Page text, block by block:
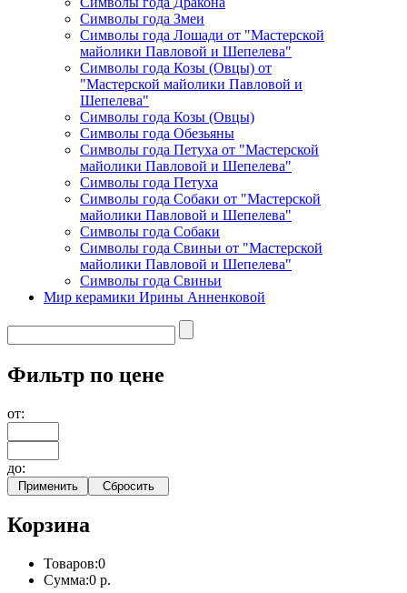
Символы года Змеи
Символы года Лошади от "Мастерской
майолики Павловой и Шепелева"
Символы года Козы (Овцы) от
"Мастерской майолики Павловой и
Шепелева"
Символы года Козы (Овцы)
Символы года Обезьяны
Символы года Петуха от "Мастерской
майолики Павловой и Шепелева"
Символы года Петуха
Символы года Собаки от "Мастерской
майолики Павловой и Шепелева"
Символы года Собаки
Символы года Свиньи от "Мастерской
майолики Павловой и Шепелева"
Символы года Свиньи
Мир керамики Ирины Анненковой
Фильтр по цене
от:
до:
Корзина
Товаров:0
Сумма:0 р.